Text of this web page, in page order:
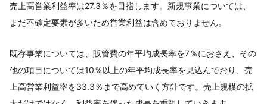
売上高営業利益率は27.3％を目指します。新規事業については、
まだ不確定要素が多いため営業利益は含めておりません。
既存事業については、販管費の年平均成長率を7％におさえ、その
他の項目については10％以上の年平均成長率を見込んでおり、売
上高営業利益率を33.3％まで高めていく方針です。売上規模の拡